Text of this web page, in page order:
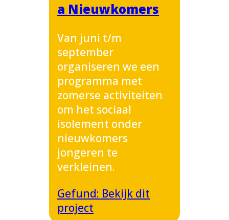
a Nieuwkomers
Van juni t/m
september
organiseren we een
programma met
zomerse activiteiten
om het sociaal
isolement onder
nieuwkomers
jongeren te
verkleinen.
Gefund: Bekijk dit
project